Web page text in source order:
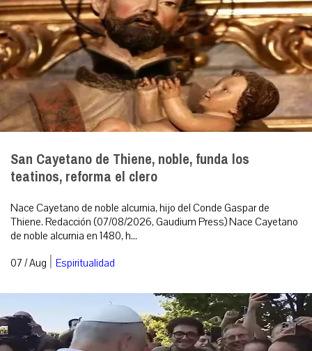
San Cayetano de Thiene, noble, funda los
teatinos, reforma el clero
Nace Cayetano de noble alcurnia, hijo del Conde Gaspar de
Thiene. Redacción (07/08/2026, Gaudium Press) Nace Cayetano
de noble alcurnia en 1480, h...
07 / Aug | Espiritualidad